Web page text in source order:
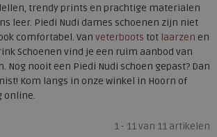
trendy prints en prachtige materialen
leer. Piedi Nudi dames schoenen zijn niet
comfortabel. Van veterboots tot laarzen en
Schoenen vind je een ruim aanbod van
Nog nooit een Piedi Nudi schoen gepast? Dan
Kom langs in onze winkel in Hoorn of
online.
1 - 11 van 11 artikelen